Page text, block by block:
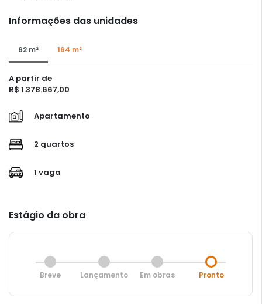
Informações das unidades
62 m² 164 m²
A partir de
R$ 1.378.667,00
Apartamento
2 quartos
1 vaga
Estágio da obra
Breve Lançamento Em obras Pronto